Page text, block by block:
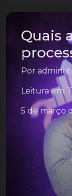
Quais
Por
Leitura em:
5 de março